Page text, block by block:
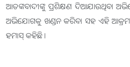
ଆତଙ୍କବାଦୀଙ୍କୁ ପ୍ରଶିକ୍ଷଣ ଦିଆଯାଉଥିବା
ଅଭିଯୋଗକୁ ଖଣ୍ଡନ କରିବା ସହ ଏହି
ହମାସ୍ କହିଛି ।